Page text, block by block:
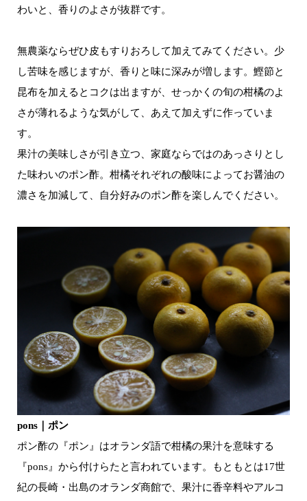
わいと、香りのよさが抜群です。
無農薬ならぜひ皮もすりおろして加えてみてください。少
し苦味を感じますが、香りと味に深みが増します。鰹節と
昆布を加えるとコクは出ますが、せっかくの旬の柑橘のよ
さが薄れるような気がして、あえて加えずに作っていま
す。
果汁の美味しさが引き立つ、家庭ならではのあっさりとし
た味わいのポン酢。柑橘それぞれの酸味によってお醤油の
濃さを加減して、自分好みのポン酢を楽しんでください。
pons｜ポン
ポン酢の『ポン』はオランダ語で柑橘の果汁を意味する
『pons』から付けらたと言われています。もともとは17世
紀の長崎・出島のオランダ商館で、果汁に香辛料やアルコ